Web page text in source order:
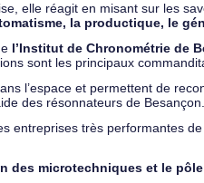
elle réagit en misant sur les
la productique, le
l’Institut de Chronométrie de
sont les principaux
l’espace et permettent de
des résonnateurs de Besançon.
entreprises très performantes
des microtechniques et le